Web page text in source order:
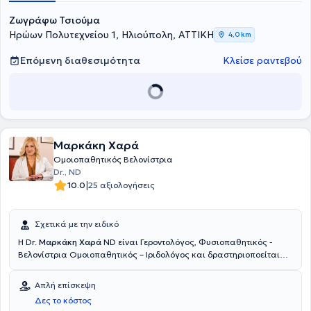
Πανεπιστημίου Αθηνών. Τέλος, έχει παρακολουθήσει το πρόγραμμα
εκπαίδευσης στην Κλασική Ομοιοπαθητική και έχει λάβει, κατόπιν
εξετάσεων, το αντίστοιχο δίπλωμα της Ελληνικής Εταιρείας
Ομοιοπαθητικής Ιατρικής.
Ζωγράφω Τσιούμα
Ηρώων Πολυτεχνείου 1, Ηλιούπολη, ΑΤΤΙΚΗ
4,0 km
Επόμενη διαθεσιμότητα Κλείσε ραντεβού
Μαρκάκη Χαρά
Ομοιοπαθητικός Βελονίστρια
Dr., ND
10.0|25 αξιολογήσεις
Σχετικά με την ειδικό
Η Dr. Μαρκάκη Χαρά ND είναι Γεροντολόγος, Φυσιοπαθητικός -
Βελονίστρια Ομοιοπαθητικός – Ιριδολόγος και δραστηριοποείται
University of America) με ειδίκευση στην Αντιγήρανση και την
εξισορρόπηση ορμονικών διαταραχών, Φυσιοπαθητική – Κυτταρική
Ιατρική (Adv. Professional Diploma – Neohippocrates School) και
Απλή επίσκεψη
Δες το κόστος